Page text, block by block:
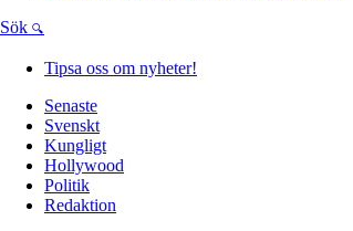
Sök
Tipsa oss om nyheter!
Senaste
Svenskt
Kungligt
Hollywood
Politik
Redaktion